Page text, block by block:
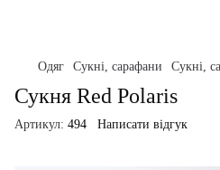
Одяг Сукні, сарафани Сукні,
Сукня Red Polaris
Артикул: 494 Написати відгук